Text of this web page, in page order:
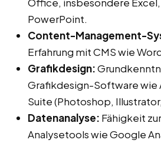
PowerPoint.
Content-Management-
Erfahrung mit CMS wie
Grafikdesign:
Grafikdesign-Software wie
Suite (Photoshop,
Datenanalyse: Fähigkeit
Analysetools wie Google